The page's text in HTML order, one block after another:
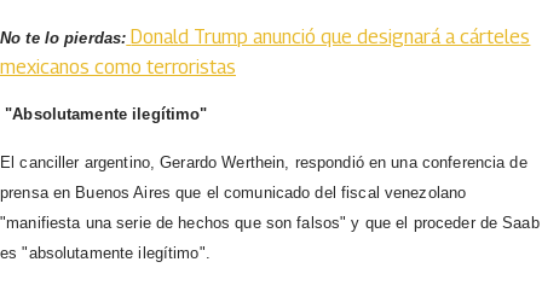
No te lo pierdas: Donald Trump anunció que designará a cárteles
mexicanos como terroristas
"Absolutamente ilegítimo"
El canciller argentino, Gerardo Werthein, respondió en una conferencia de
prensa en Buenos Aires que el comunicado del fiscal venezolano
"manifiesta una serie de hechos que son falsos" y que el proceder de Saab
es "absolutamente ilegítimo".